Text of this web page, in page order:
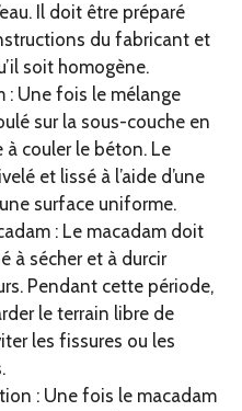
Il doit être préparé
du fabricant et
soit homogène.
: Une fois le mélange
sur la sous-couche en
couler le béton. Le
et lissé à l’aide d’une
surface uniforme.
: Le macadam doit
à sécher et à durcir
Pendant cette période,
le terrain libre de
les fissures ou les
: Une fois le macadam